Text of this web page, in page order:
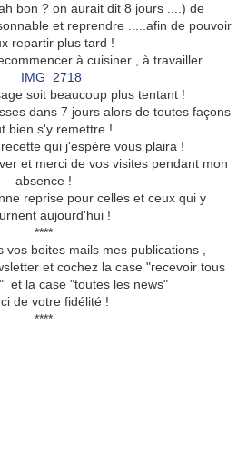
bon ? on aurait dit 8 jours ....) de
et reprendre .....afin de pouvoir
repartir plus tard !
à cuisiner , à travailler ...
soit beaucoup plus tentant !
dans 7 jours alors de toutes façons
bien s'y remettre !
qui j'espère vous plaira !
et merci de vos visites pendant mon
absence !
reprise pour celles et ceux qui y
aujourd'hui !
****
boites mails mes publications ,
et cochez la case "recevoir tous
et la case "toutes les news"
de votre fidélité !
****